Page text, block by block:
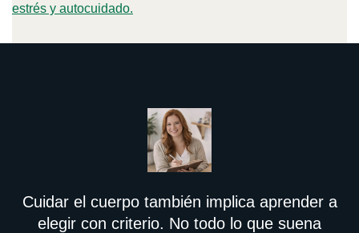
estrés y autocuidado.
Cuidar el cuerpo también implica aprender a
elegir con criterio. No todo lo que suena